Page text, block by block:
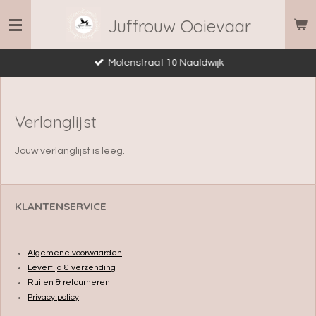
direct
naar
Juffrouw Ooievaar
Molenstraat 10 Naaldwijk
Verlanglijst
Jouw verlanglijst is leeg.
KLANTENSERVICE
Algemene voorwaarden
Levertijd & verzending
Ruilen & retourneren
Privacy policy